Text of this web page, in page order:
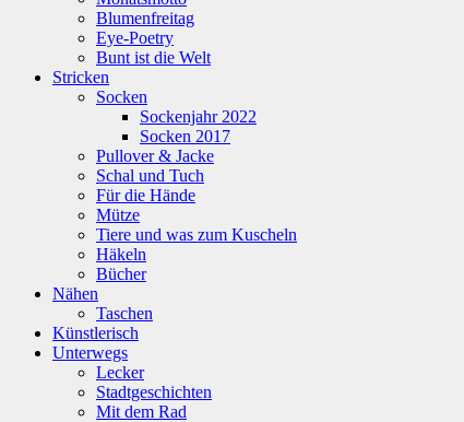
Blumenfreitag
Eye-Poetry
Bunt ist die Welt
Stricken
Socken
Sockenjahr 2022
Socken 2017
Pullover & Jacke
Schal und Tuch
Für die Hände
Mütze
Tiere und was zum Kuscheln
Häkeln
Bücher
Nähen
Taschen
Künstlerisch
Unterwegs
Lecker
Stadtgeschichten
Mit dem Rad